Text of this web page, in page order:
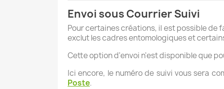
Envoi sous Courrier Suivi
Pour certaines créations, il est possible de
exclut les cadres entomologiques et
Cette option d'envoi n'est disponible que
Ici encore, le numéro de suivi vous sera
Poste.